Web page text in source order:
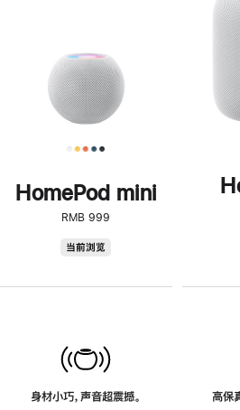
HomePod mini
RMB 999
当前浏览
身材小巧，声音超震撼。 高保